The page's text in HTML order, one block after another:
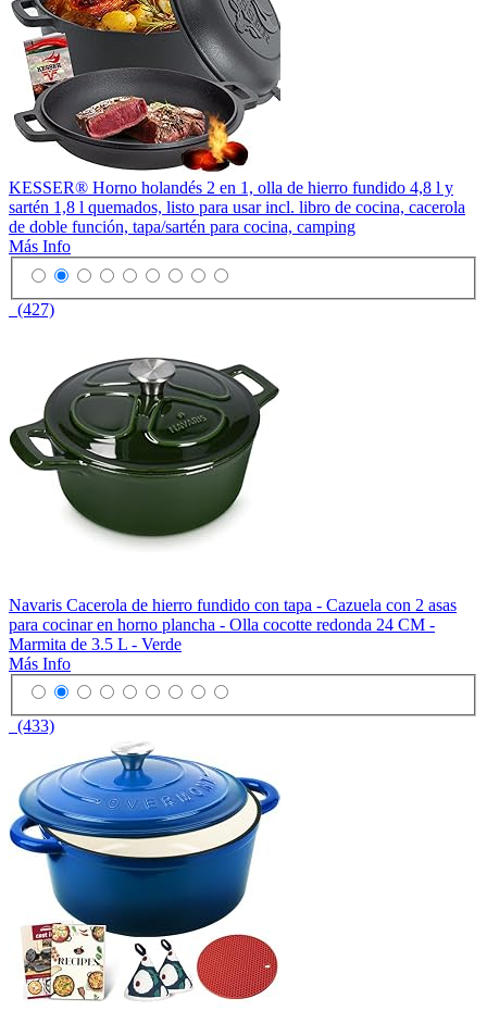
KESSER® Horno holandés 2 en 1, olla de hierro fundido 4,8 l y
sartén 1,8 l quemados, listo para usar incl. libro de cocina, cacerola
de doble función, tapa/sartén para cocina, camping
Más Info
(427)
Navaris Cacerola de hierro fundido con tapa - Cazuela con 2 asas
para cocinar en horno plancha - Olla cocotte redonda 24 CM -
Marmita de 3.5 L - Verde
Más Info
(433)